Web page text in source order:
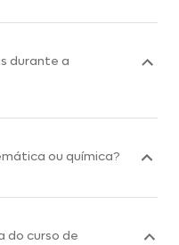
durante a
ou química?
do curso de